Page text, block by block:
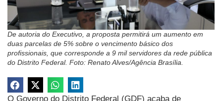
De autoria do Executivo, a proposta permitirá um aumento em
duas parcelas de 5% sobre o vencimento básico dos
profissionais, que corresponde a 9 mil servidores da rede pública
do Distrito Federal. Foto: Renato Alves/Agência Brasília.
O Governo do Distrito Federal (GDF) acaba de